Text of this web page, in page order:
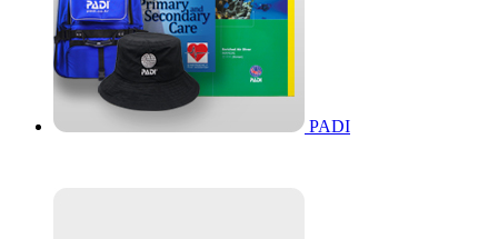
PADI